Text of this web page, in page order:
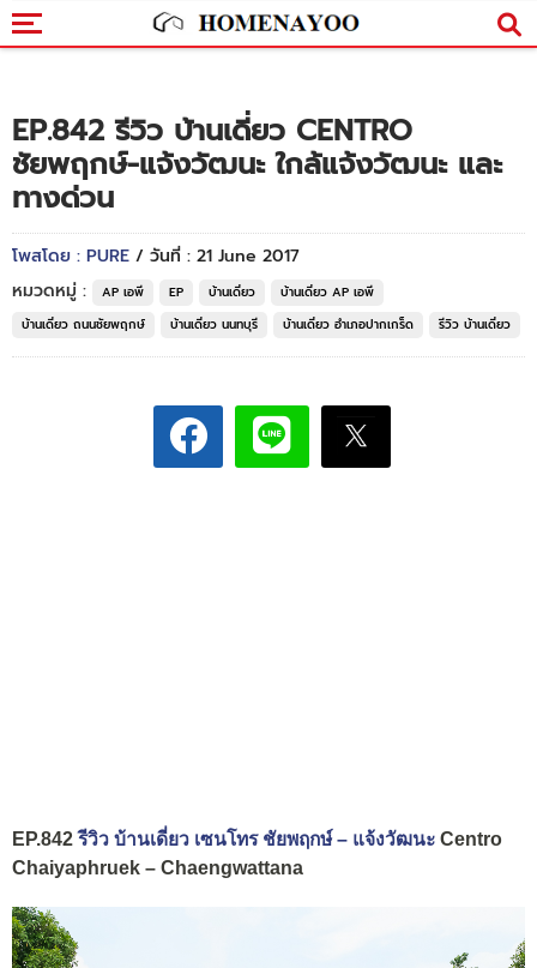
EP.842 รีวิว บ้านเดี่ยว CENTRO
ชัยพฤกษ์-แจ้งวัฒนะ ใกล้แจ้งวัฒนะ และ
ทางด่วน
โพสโดย : PURE / วันที่ : 21 June 2017
หมวดหมู่ :
AP เอพี EP บ้านเดี่ยว
บ้านเดี่ยว AP เอพี
บ้านเดี่ยว ถนนชัยพฤกษ์
บ้านเดี่ยว นนทบุรี บ้านเดี่ยว อำเภอปากเกร็ด รีวิว บ้านเดี่ยว
EP.842รีวิว บ้านเดี่ยว เซนโทร ชัยพฤกษ์ – แจ้งวัฒนะ Centro
Chaiyaphruek – Chaengwattana